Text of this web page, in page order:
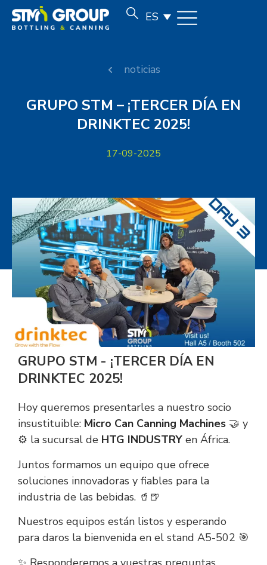
ES
noticias
GRUPO STM – ¡TERCER DÍA EN
DRINKTEC 2025!
17-09-2025
GRUPO STM - ¡TERCER DÍA EN
DRINKTEC 2025!
Hoy queremos presentarles a nuestro socio
insustituible: Micro Can Canning Machines 🤝 y
⚙️ la sucursal de HTG INDUSTRY en África.
Juntos formamos un equipo que ofrece
soluciones innovadoras y fiables para la
industria de las bebidas. 🥤🍺
Nuestros equipos están listos y esperando
para daros la bienvenida en el stand A5-502 🎯